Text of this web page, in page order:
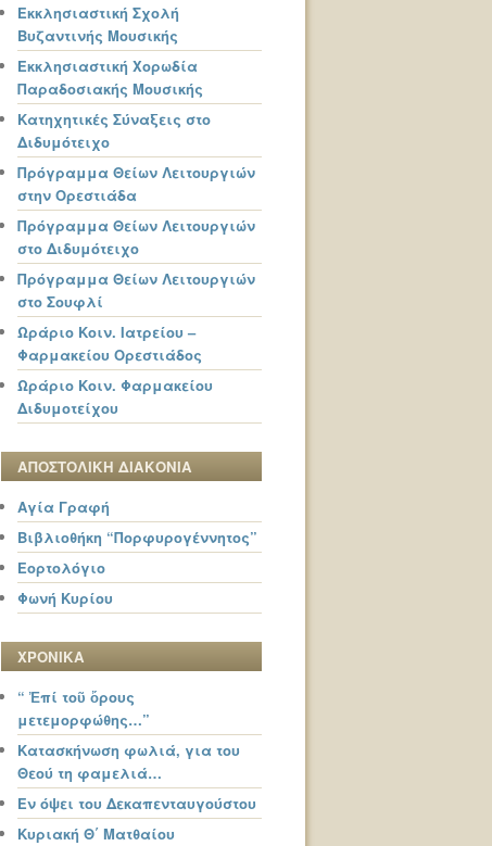
Εκκλησιαστική Σχολή
Βυζαντινής Μουσικής
Εκκλησιαστική Χορωδία
Παραδοσιακής Μουσικής
Κατηχητικές Σύναξεις στο
Διδυμότειχο
Πρόγραμμα Θείων Λειτουργιών
στην Ορεστιάδα
Πρόγραμμα Θείων Λειτουργιών
στο Διδυμότειχο
Πρόγραμμα Θείων Λειτουργιών
στο Σουφλί
Ωράριο Κοιν. Ιατρείου –
Φαρμακείου Ορεστιάδος
Ωράριο Κοιν. Φαρμακείου
Διδυμοτείχου
ΑΠΟΣΤΟΛΙΚΗ ΔΙΑΚΟΝΙΑ
Αγία Γραφή
Βιβλιοθήκη “Πορφυρογέννητος”
Εορτολόγιο
Φωνή Κυρίου
ΧΡΟΝΙΚΑ
“ Ἐπί τοῦ ὄρους
μετεμορφώθης…”
Κατασκήνωση φωλιά, για του
Θεού τη φαμελιά…
Εν όψει του Δεκαπενταυγούστου
Κυριακή Θ΄ Ματθαίου